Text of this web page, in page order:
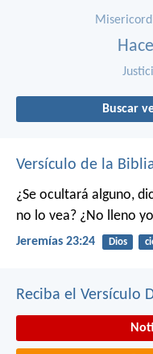
Buscar
Versículo de la
¿Se ocultará alguno,
no lo vea? ¿No lleno
Jeremías 23:24 Dios
Reciba el Versículo